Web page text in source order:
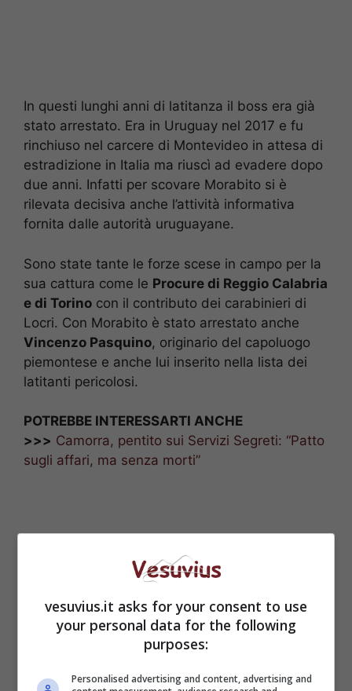
In questi lunghi anni di latitanza il boss era già
stato arrestato. Era in Uruguay nel 2017 e fu
rinchiuso nel carcere di Montevideo in attesa di
estradizione in Italia ma riuscì ad evadere dopo
due anni. Infatti per scovare Morabito si è
rilevata decisiva anche l’attività informativa
fornita dalle autorità uruguayane.
Sono state tante le forze scese in campo per la
sua cattura come le Procure di Reggio Calabria
e di Torino con il contributo dei carabinieri di
Locri. Con Morabito è stato arrestato anche
Vincenzo Pasquino, originario del capoluogo
piemontese e anche lui inserito nella lista dei
latitanti pericolosi.
POTREBBE INTERESSARTI ANCHE
>>> Camorra, pentito sui Servizi Segreti: “Patto
sugli affari, ma senza morti”
vesuvius.it asks for your consent to use
your personal data for the following
purposes:
Personalised advertising and content, advertising and